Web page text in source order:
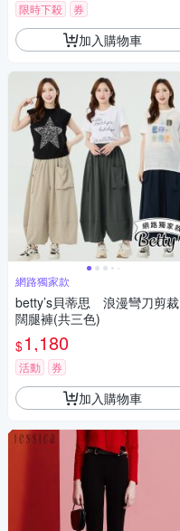
限時下殺 券
加入購物車
網路獨家款
betty’s貝蒂思 浪漫彎刀剪裁
闊腿褲(共三色)
$1,180
活動 券
加入購物車